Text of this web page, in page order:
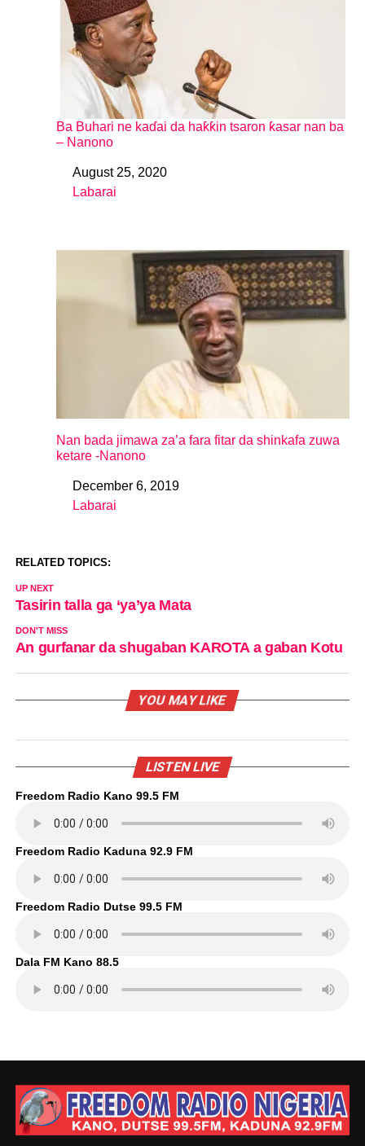
Ba Buhari ne kaɗai da haƙƙin tsaron ƙasar nan ba
– Nanono
DateAugust 25, 2020
In relation to
Labarai
Nan bada jimawa za’a fara fitar da shinkafa zuwa
ketare -Nanono
DateDecember 6, 2019
In relation to
Labarai
RELATED TOPICS:
UP NEXT
Tasirin talla ga ‘ya’ya Mata
DON'T MISS
An gurfanar da shugaban KAROTA a gaban Kotu
YOU MAY LIKE
LISTEN LIVE
Freedom Radio Kano 99.5 FM
Freedom Radio Kaduna 92.9 FM
Freedom Radio Dutse 99.5 FM
Dala FM Kano 88.5